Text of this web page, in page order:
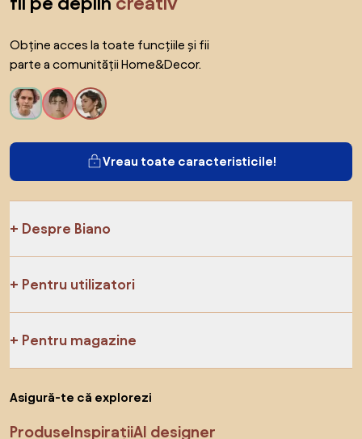
Obține acces la toate funcțiile și fii
parte a comunității Home&Decor.
Vreau toate caracteristicile!
Despre Biano
Pentru utilizatori
Pentru magazine
Asigură-te că explorezi
ProduseInspirațiiAI designer